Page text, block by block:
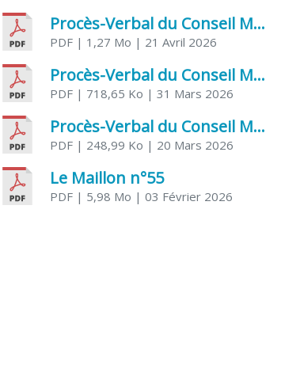
Procès-Verbal du Conseil Municipal du 21 avril 2026
PDF | 1,27 Mo | 21 Avril 2026
Procès-Verbal du Conseil Municipal du 31 mars 2026
PDF | 718,65 Ko | 31 Mars 2026
Procès-Verbal du Conseil Municipal du 20 mars 2026
PDF | 248,99 Ko | 20 Mars 2026
Le Maillon n°55
PDF | 5,98 Mo | 03 Février 2026